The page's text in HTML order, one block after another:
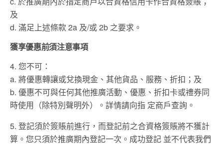
及
d. 滿⾜上述條款 2a 及/或 2b 之要求。
獲享優惠前須注意事項
4. 您不可：
a. 將優惠轉讓或兌換現⾦、其他貨品、服務、折扣；及
b. 優惠不可與任何其他推廣活動、優惠、折扣卡或禮券同
時使⽤（除特別聲明外）。詳情請向指 定商⼾查詢。
5. 登記須於簽賬前進⾏，⽽登記前之合資格簽賬將不獲計
算。您只須於推廣期內登記⼀次。成功登記 並不代表我們